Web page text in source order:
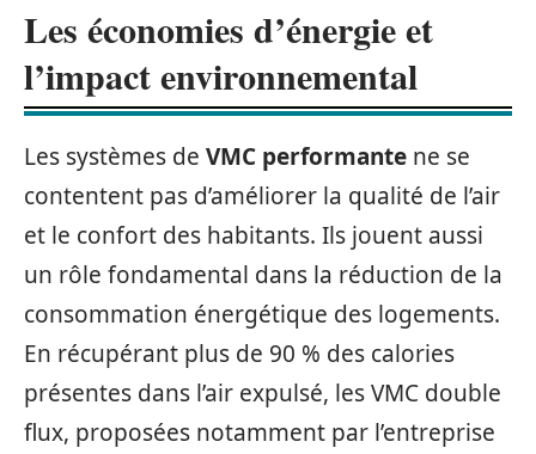
Les économies d’énergie et
l’impact environnemental
Les systèmes de VMC performante ne se
contentent pas d’améliorer la qualité de l’air
et le confort des habitants. Ils jouent aussi
un rôle fondamental dans la réduction de la
consommation énergétique des logements.
En récupérant plus de 90 % des calories
présentes dans l’air expulsé, les VMC double
flux, proposées notamment par l’entreprise